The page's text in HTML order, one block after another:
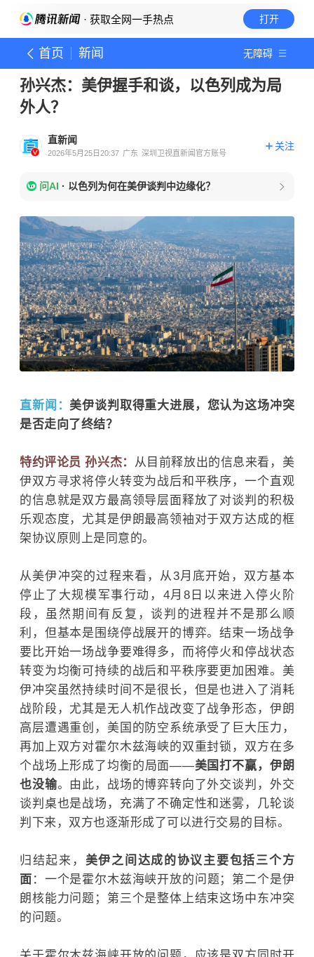
· 获取全网一手热点 打开
首页 新闻 无障碍
孙兴杰：美伊握手和谈，以色列成为局
外人？
直新闻
2026年5月25日20:37 广东 深圳卫视直新闻官方账号
关注
问AI · 以色列为何在美伊谈判中边缘化？
直新闻： 美伊谈判取得重大进展，您认为这场冲突
是否走向了终结？
特约评论员 孙兴杰：
从目前释放出的信息来看，美
伊双方寻求将停火转变为战后和平秩序，一个直观
的信息就是双方最高领导层面释放了对谈判的积极
乐观态度，尤其是伊朗最高领袖对于双方达成的框
架协议原则上是同意的。
从美伊冲突的过程来看，从3月底开始，双方基本
停止了大规模军事行动，4月8日以来进入停火阶
段，虽然期间有反复，谈判的进程并不是那么顺
利，但基本是围绕停战展开的博弈。结束一场战争
要比开始一场战争要难得多，而将停火和停战状态
转变为均衡可持续的战后和平秩序要更加困难。美
伊冲突虽然持续时间不是很长，但是也进入了消耗
战阶段，尤其是无人机作战改变了战争形态，伊朗
高层遭遇重创，美国的防空系统承受了巨大压力，
再加上双方对霍尔木兹海峡的双重封锁，双方在多
个战场上形成了均衡的局面——美国打不赢，伊朗
也没输。由此，战场的博弈转向了外交谈判，外交
谈判桌也是战场，充满了不确定性和迷雾，几轮谈
判下来，双方也逐渐形成了可以进行交易的目标。
归结起来， 美伊之间达成的协议主要包括三个方
面 ：一个是霍尔木兹海峡开放的问题；第二个是伊
朗核能力问题；第三个是整体上结束这场中东冲突
的问题。